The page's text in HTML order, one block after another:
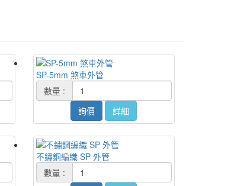
SP-5mm 煞車外管
數量 :
詢價
詳細
不鏽鋼編織 SP 外管
數量 :